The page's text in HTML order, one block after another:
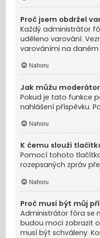
Proč jsem obdržel
Každý administrátor
uděleno varování.
varováními na daném
Nahoru
Jak můžu
Pokud je tato funkce
nahlášení příspěvku.
Nahoru
K čemu slouží
Pomocí tohoto
rozepsaných zpráv
Nahoru
Proč musí být můj
Administrátor fóra se
budou moci zobrazit
musí být schváleny.